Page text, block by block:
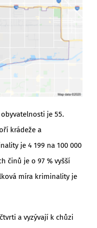
je 55.
krádeže a
je 4 199 na 100 000
činů je o 97 % vyšší
míra kriminality je
a vyzývají k chůzi